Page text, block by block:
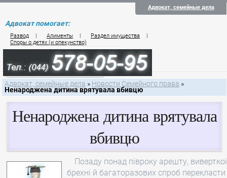
Адвокат, семейные дела
Адвокат помогает:
Развод | Алименты | Раздел имущества
|
Споры о детях (и опекунство)
Цены на услуги по семейному праву
Контакты семейного юриста
Адвокат, семейные дела » Новости Семейного права »
Ненароджена дитина врятувала вбивцю
Ненароджена дитина врятувала
вбивцю
Позаду понад півроку арешту, виверткої
брехні й багаторазових спроб перекласти